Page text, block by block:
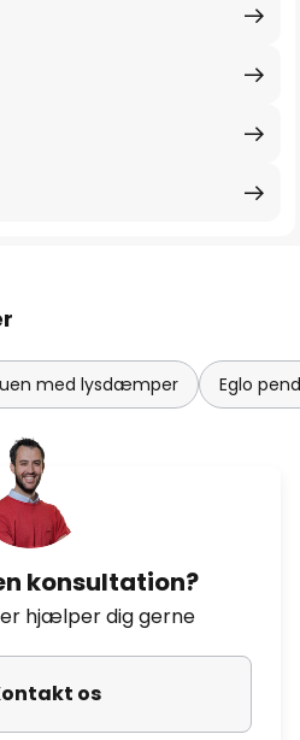
med lysdæmper Eglo
konsultation?
hjælper dig gerne
os